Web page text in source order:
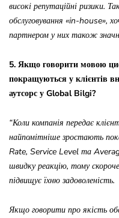
високі репутаційні ризики.
обслуговування «in-house»,
партнером у них також
5. Якщо говорити мовою
покращуються у клієнтів
аутсорс у Global Bilgi?
“Коли компанія передає
найпомітніше зростають
Rate, Service Level та
швидку реакцію, тому
підвищує їхню задоволеність.
Якщо говорити про якість